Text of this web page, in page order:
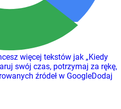
więcej tekstów jak „Kiedy
swój czas, potrzymaj za rękę,
źródeł w GoogleDodaj